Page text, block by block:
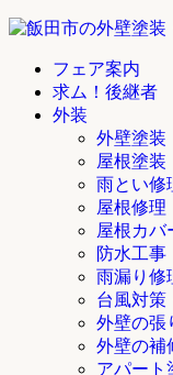
フェア案内
求ム！後継者
外装
外壁塗装
屋根塗装
雨とい修
屋根修理
屋根カバ
防水工事
雨漏り修
台風対策
外壁の張
外壁の補
アパート